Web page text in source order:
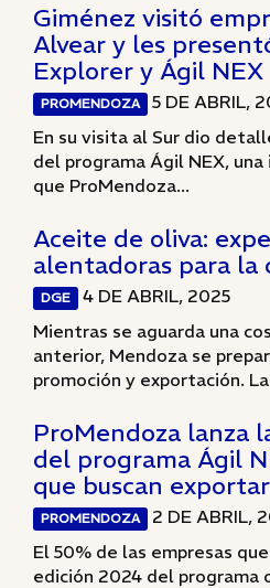
Giménez visitó
Alvear y les
Explorer y Ágil NEX
PROMENDOZA
5 DE ABRIL,
En su visita al Sur dio
del programa Ágil NEX,
que ProMendoza...
Aceite de oliva:
alentadoras para la
DGE
4 DE ABRIL, 2025
Mientras se aguarda una
anterior, Mendoza se
promoción y exportación.
ProMendoza lanza
del programa Ágil
que buscan exportar
PROMENDOZA
2 DE ABRIL,
El 50% de las empresas
edición 2024 del programa